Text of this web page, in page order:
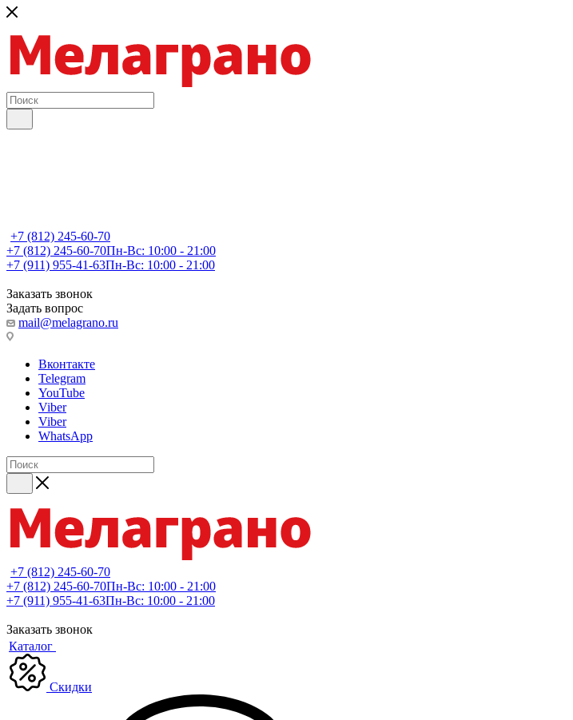
+7 (812) 245-60-70
+7 (812) 245-60-70Пн-Вс: 10:00 - 21:00
+7 (911) 955-41-63Пн-Вс: 10:00 - 21:00
Заказать звонок
Задать вопрос
mail@melagrano.ru
Вконтакте
Telegram
YouTube
Viber
Viber
WhatsApp
+7 (812) 245-60-70
+7 (812) 245-60-70Пн-Вс: 10:00 - 21:00
+7 (911) 955-41-63Пн-Вс: 10:00 - 21:00
Заказать звонок
Каталог
Скидки